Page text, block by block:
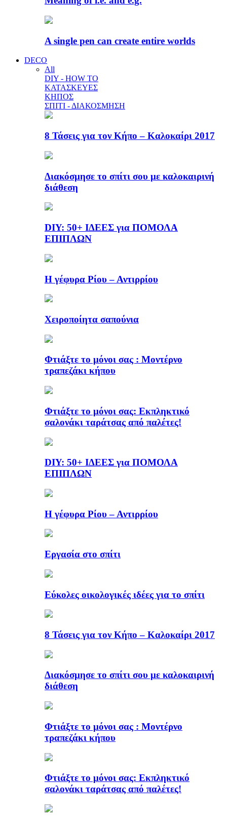
A single pen can create entire worlds
DECO
All
DIY - HOW TO
ΚΑΤΑΣΚΕΥΕΣ
ΚΗΠΟΣ
ΣΠΙΤΙ - ΔΙΑΚΟΣΜΗΣΗ
8 Τάσεις για τον Κήπο – Καλοκαίρι 2017
Διακόσμησε το σπίτι σου με καλοκαιρινή
διάθεση
DIY: 50+ ΙΔΕΕΣ για ΠΟΜΟΛΑ
ΕΠΙΠΛΩΝ
Η γέφυρα Ρίου – Αντιρρίου
Χειροποίητα σαπούνια
Φτιάξτε το μόνοι σας : Μοντέρνο
τραπεζάκι κήπου
Φτιάξτε το μόνοι σας: Εκπληκτικό
σαλονάκι ταράτσας από παλέτες!
DIY: 50+ ΙΔΕΕΣ για ΠΟΜΟΛΑ
ΕΠΙΠΛΩΝ
Η γέφυρα Ρίου – Αντιρρίου
Εργασία στο σπίτι
Εύκολες οικολογικές ιδέες για το σπίτι
8 Τάσεις για τον Κήπο – Καλοκαίρι 2017
Διακόσμησε το σπίτι σου με καλοκαιρινή
διάθεση
Φτιάξτε το μόνοι σας : Μοντέρνο
τραπεζάκι κήπου
Φτιάξτε το μόνοι σας: Εκπληκτικό
σαλονάκι ταράτσας από παλέτες!